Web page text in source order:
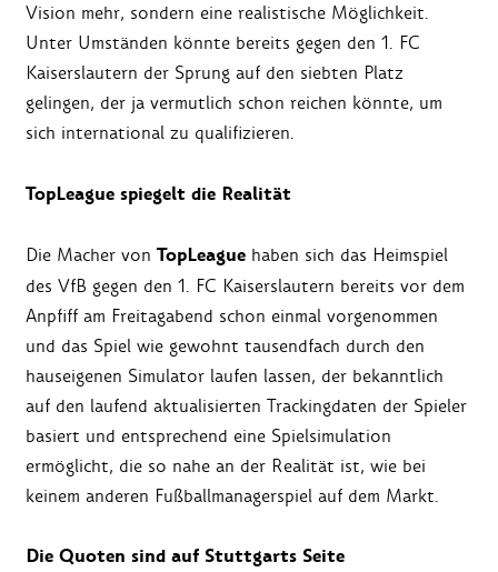
Vision mehr, sondern eine realistische Möglichkeit.
Unter Umständen könnte bereits gegen den 1. FC
Kaiserslautern der Sprung auf den siebten Platz
gelingen, der ja vermutlich schon reichen könnte, um
sich international zu qualifizieren.
TopLeague spiegelt die Realität
Die Macher von TopLeague haben sich das Heimspiel
des VfB gegen den 1. FC Kaiserslautern bereits vor dem
Anpfiff am Freitagabend schon einmal vorgenommen
und das Spiel wie gewohnt tausendfach durch den
hauseigenen Simulator laufen lassen, der bekanntlich
auf den laufend aktualisierten Trackingdaten der Spieler
basiert und entsprechend eine Spielsimulation
ermöglicht, die so nahe an der Realität ist, wie bei
keinem anderen Fußballmanagerspiel auf dem Markt.
Die Quoten sind auf Stuttgarts Seite